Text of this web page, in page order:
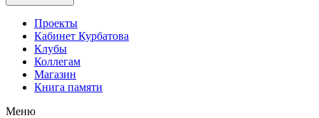
Проекты
Кабинет Курбатова
Клубы
Коллегам
Магазин
Книга памяти
Меню